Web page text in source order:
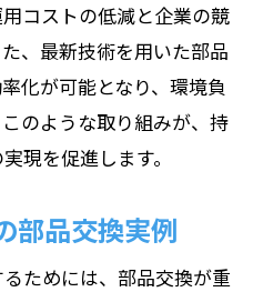
コストの低減と企業の競
、最新技術を用いた部品
化が可能となり、環境負
のような取り組みが、持
現を促進します。
部品交換実例
ためには、部品交換が重